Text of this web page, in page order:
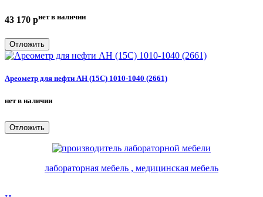
43 170 pнет в наличии
Отложить
Ареометр для нефти АН (15С) 1010-1040 (2661)
нет в наличии
Отложить
лабораторная мебель , медицинская мебель